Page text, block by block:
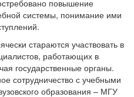
повышение
системы, понимание ими
стараются участвовать в
работающих в
государственные органы.
сотрудничество с учебными
образования – МГУ